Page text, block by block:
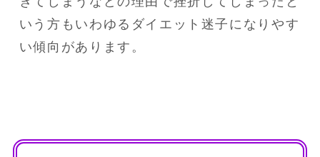
いう方もいわゆるダイエット迷子になりやす
い傾向があります。